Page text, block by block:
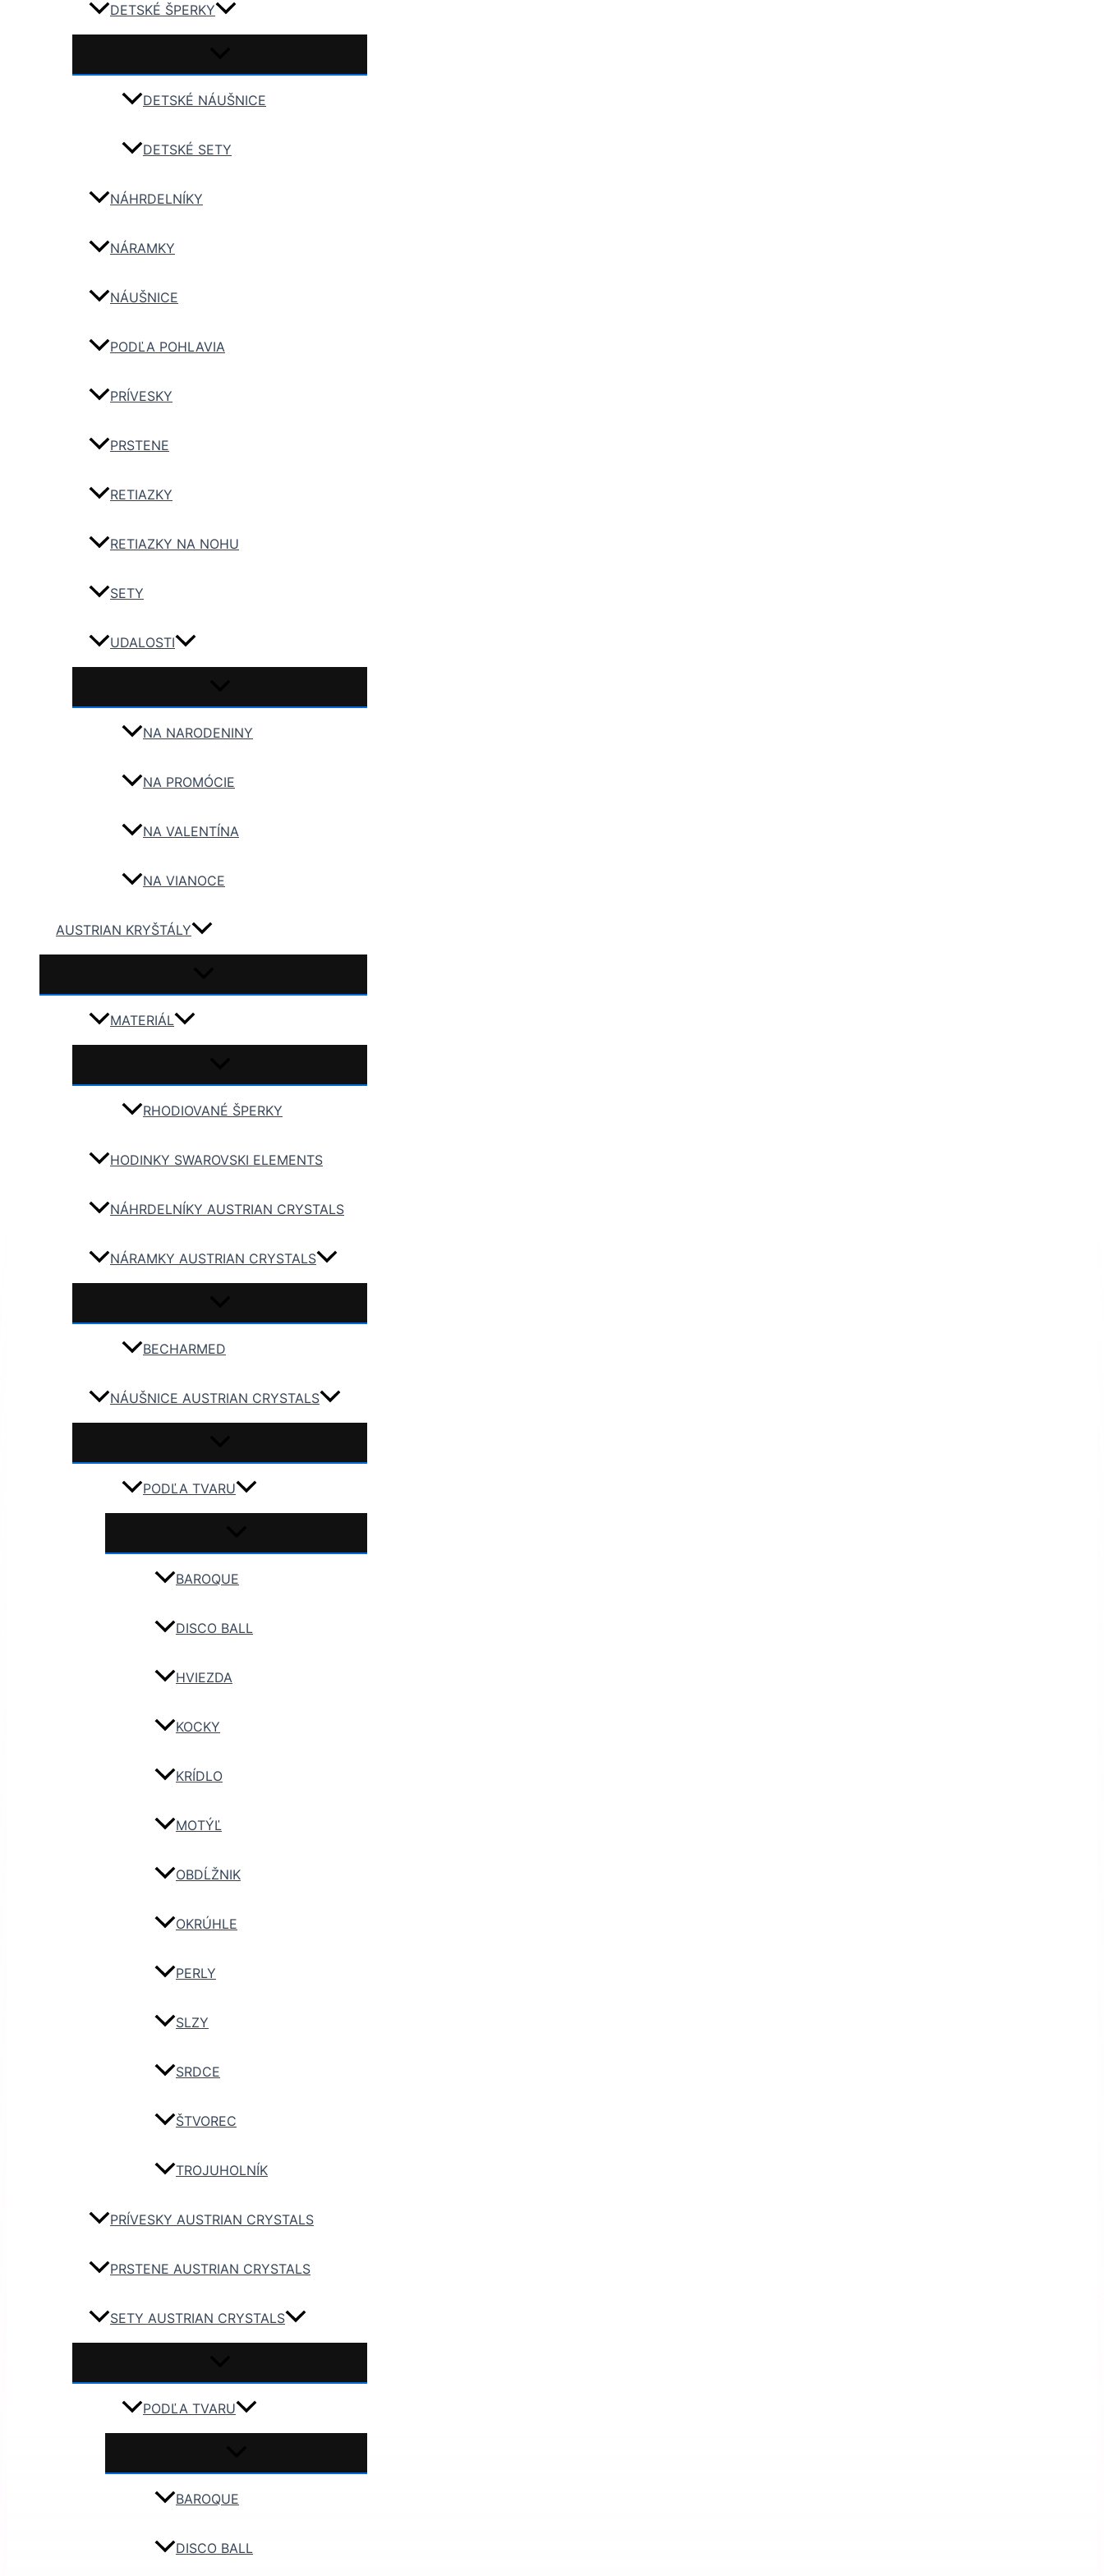
DETSKÉ ŠPERKY
DETSKÉ NÁUŠNICE
DETSKÉ SETY
NÁHRDELNÍKY
NÁRAMKY
NÁUŠNICE
PODĽA POHLAVIA
PRÍVESKY
PRSTENE
RETIAZKY
RETIAZKY NA NOHU
SETY
UDALOSTI
NA NARODENINY
NA PROMÓCIE
NA VALENTÍNA
NA VIANOCE
AUSTRIAN KRYŠTÁLY
MATERIÁL
RHODIOVANÉ ŠPERKY
HODINKY SWAROVSKI ELEMENTS
NÁHRDELNÍKY AUSTRIAN CRYSTALS
NÁRAMKY AUSTRIAN CRYSTALS
BECHARMED
NÁUŠNICE AUSTRIAN CRYSTALS
PODĽA TVARU
BAROQUE
DISCO BALL
HVIEZDA
KOCKY
KRÍDLO
MOTÝĽ
OBDĹŽNIK
OKRÚHLE
PERLY
SLZY
SRDCE
ŠTVOREC
TROJUHOLNÍK
PRÍVESKY AUSTRIAN CRYSTALS
PRSTENE AUSTRIAN CRYSTALS
SETY AUSTRIAN CRYSTALS
PODĽA TVARU
BAROQUE
DISCO BALL